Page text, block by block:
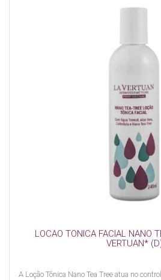
LOCAO TONICA FACIAL NANO
VERTUAN*
A Loção Tônica Nano Tea Tree atua no